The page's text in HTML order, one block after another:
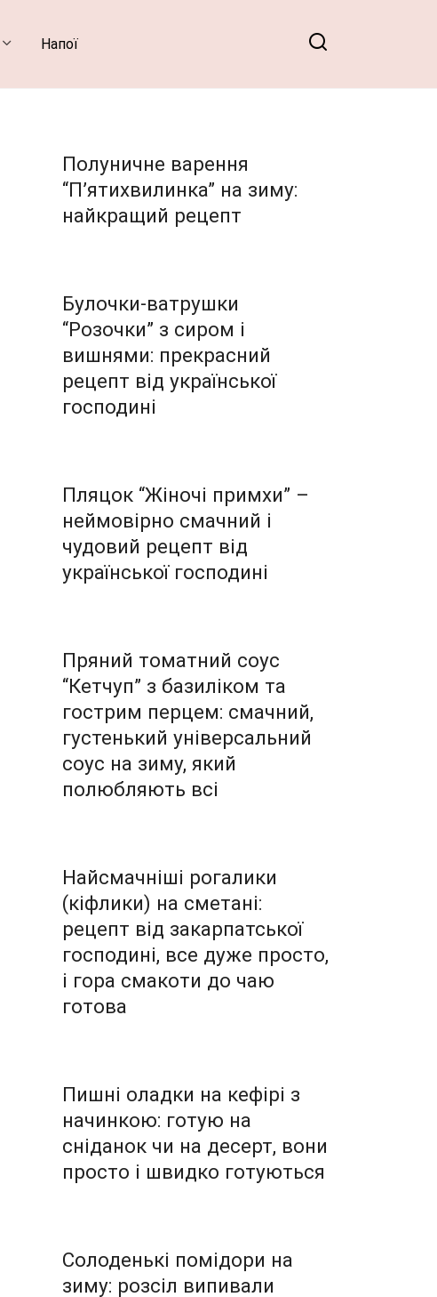
Напої
Полуничне варення
“П’ятихвилинка” на зиму:
найкращий рецепт
Булочки-ватрушки
“Розочки” з сиром і
вишнями: прекрасний
рецепт від української
господині
Пляцок “Жіночі примхи” –
неймовірно смачний і
чудовий рецепт від
української господині
Пряний томатний соус
“Кетчуп” з базиліком та
гострим перцем: смачний,
густенький універсальний
соус на зиму, який
полюбляють всі
Найсмачніші рогалики
(кіфлики) на сметані:
рецепт від закарпатської
господині, все дуже просто,
і гора смакоти до чаю
готова
Пишні оладки на кефірі з
начинкою: готую на
сніданок чи на десерт, вони
просто і швидко готуються
Солоденькі помідори на
зиму: розсіл випивали